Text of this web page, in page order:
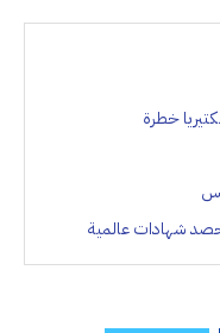
خطرة
شهادات عالمية